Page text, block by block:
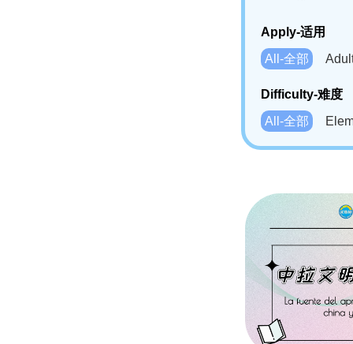
Bahasa
Swahili(SW)-
Apply-适用
All-全部
Difficulty-难度
All-全部